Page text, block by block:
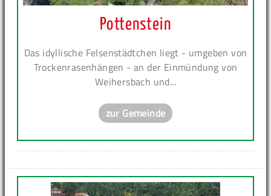
Pottenstein
Das idyllische Felsenstädtchen liegt - umgeben von
Trockenrasenhängen - an der Einmündung von
Weihersbach und...
zur Gemeinde